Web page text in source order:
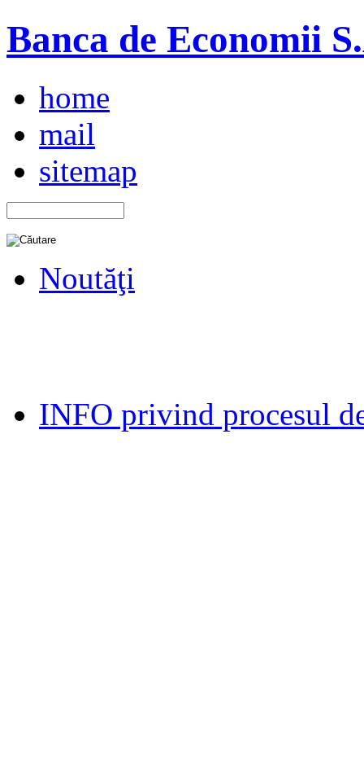
Banca de Economii
home
mail
sitemap
Noutăţi
INFO privind procesul